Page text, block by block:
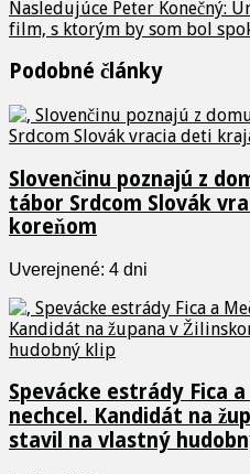
Nasledujúce Peter Konečný:
film, s ktorým by som bol
Podobné články
Slovenčinu poznajú z
tábor Srdcom Slovák
koreňom
Uverejnené: 4 dni
Spevácke estrády Fica
nechcel. Kandidát na
stavil na vlastný